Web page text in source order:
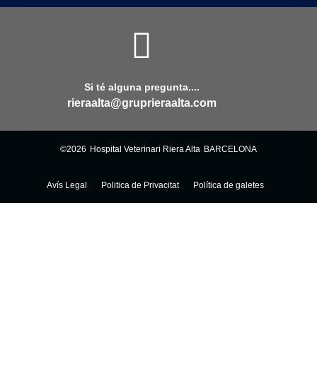
Si té alguna pregunta....
rieraalta@gruprieraalta.com
©2026 Hospital Veterinari Riera Alta BARCELONA
Avís Legal Politica de Privacitat Política de galetes